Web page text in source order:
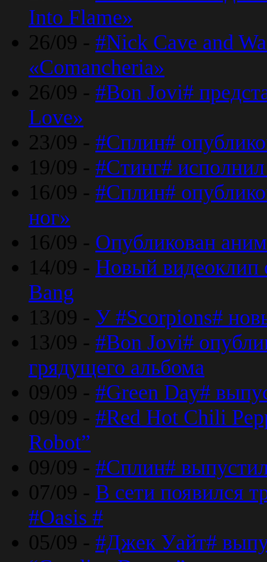
Into Flame»
26/09 - #Nick Cave and
«Comancheria»
26/09 - #Bon Jovi#
Love»
23/09 - #Сплин#
19/09 - #Стинг#
16/09 - #Сплин#
ног»
16/09 - Опубликован
14/09 - Новый видеоклип
Bang
13/09 - У #Scorpions#
13/09 - #Bon Jovi#
грядущего альбома
09/09 - #Green Day#
09/09 - #Red Hot Chili
Robot”
09/09 - #Сплин#
07/09 - В сети появился
#Oasis #
05/09 - #Джек Уайт#